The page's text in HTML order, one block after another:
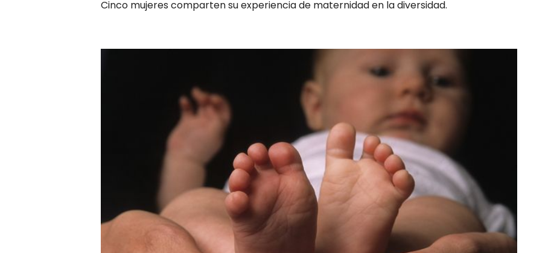
Cinco mujeres comparten su experiencia de maternidad en la diversidad.